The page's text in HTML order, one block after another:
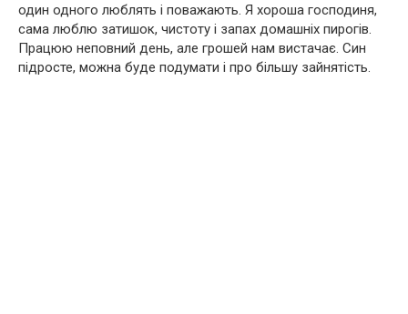
один одного люблять і поважають. Я хороша господиня,
сама люблю затишок, чистоту і запах домашніх пирогів.
Працюю неповний день, але грошей нам вистачає. Син
підросте, можна буде подумати і про більшу зайнятість.